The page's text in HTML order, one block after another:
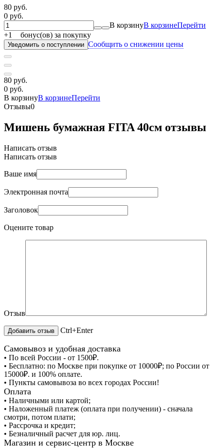
80 руб.
0 руб.
В корзинуВ корзинеПерейти
+1 бонус(ов) за покупку
Уведомить о поступлении Сообщить о снижении цены
80 руб.
0 руб.
В корзинуВ корзинеПерейти
Отзывы0
Мишень бумажная FITA 40см отзывы
Написать отзыв
Написать отзыв
Ваше имя
Электронная почта
Заголовок
Оцените товар
Отзыв
Ctrl+Enter
Самовывоз и удобная доставка
• По всей России - от 1500₽.
• Бесплатно: по Москве при покупке от 10000₽; по России от
15000₽. и 100% оплате.
• Пункты самовывоза во всех городах России!
Оплата
• Наличными или картой;
• Наложенный платеж (оплата при получении) - сначала
смотри, потом плати;
• Рассрочка и кредит;
• Безналичный расчет для юр. лиц.
Магазин и сервис-центр в Москве